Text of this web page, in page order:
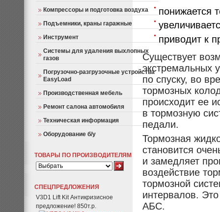
Компрессоры и подготовка воздуха
Подъемники, краны гаражные
Инструмент
Системы для удаления выхлопных
газов
Погрузочно-разгрузочные устройства
EasyLoad
Производственная мебель
Ремонт салона автомобиля
Техническая информация
Оборудование б/у
ТОВАРЫ ПО ПРОИЗВОДИТЕЛЯМ
СПЕЦПРЕДЛОЖЕНИЯ
V3D1 Lift Kit Антикризисное
предложение! 850т.р.
понижается
приводит к
Существует
экстремальных
по спуску, во
тормозных
происходит ее
в тормозную
педали.
Тормозная
становится
и замедляет
воздействие
тормозной
интервалов.
АБС.